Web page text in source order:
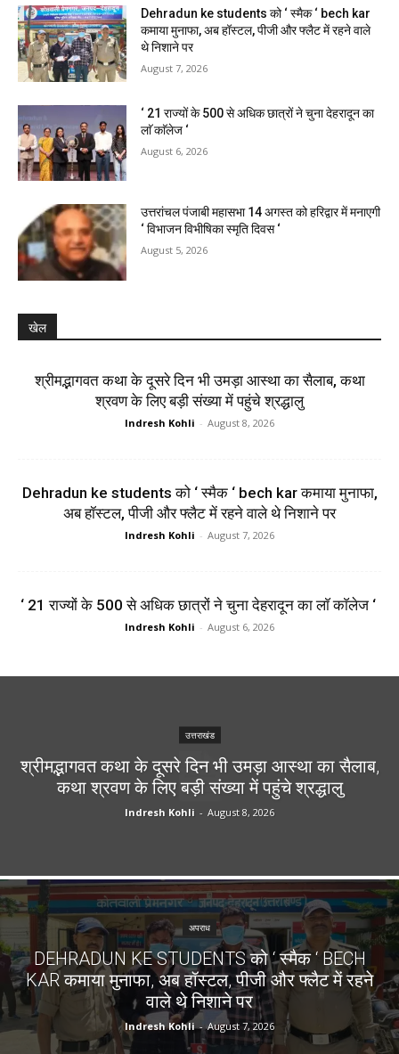
Dehradun ke students को ‘ स्मैक ‘ bech kar
कमाया मुनाफा, अब हॉस्टल, पीजी और फ्लैट में रहने वाले
थे निशाने पर
August 7, 2026
‘ 21 राज्यों के 500 से अधिक छात्रों ने चुना देहरादून का
लाॅ काॅलेज ‘
August 6, 2026
उत्तरांचल पंजाबी महासभा 14 अगस्त को हरिद्वार में मनाएगी
‘ विभाजन विभीषिका स्मृति दिवस ‘
August 5, 2026
खेल
श्रीमद्भागवत कथा के दूसरे दिन भी उमड़ा आस्था का सैलाब, कथा
श्रवण के लिए बड़ी संख्या में पहुंचे श्रद्धालु
Indresh Kohli - August 8, 2026
Dehradun ke students को ‘ स्मैक ‘ bech kar कमाया मुनाफा,
अब हॉस्टल, पीजी और फ्लैट में रहने वाले थे निशाने पर
Indresh Kohli - August 7, 2026
‘ 21 राज्यों के 500 से अधिक छात्रों ने चुना देहरादून का लाॅ काॅलेज ‘
Indresh Kohli - August 6, 2026
उत्तराखंड
श्रीमद्भागवत कथा के दूसरे दिन भी उमड़ा आस्था का सैलाब,
कथा श्रवण के लिए बड़ी संख्या में पहुंचे श्रद्धालु
Indresh Kohli - August 8, 2026
अपराध
DEHRADUN KE STUDENTS को ‘ स्मैक ‘ BECH
KAR कमाया मुनाफा, अब हॉस्टल, पीजी और फ्लैट में रहने
वाले थे निशाने पर
Indresh Kohli - August 7, 2026